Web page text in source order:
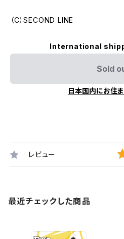
（C）SECOND LINE
International
Sold
日本国内にお住
レビュー
最近チェックした商品